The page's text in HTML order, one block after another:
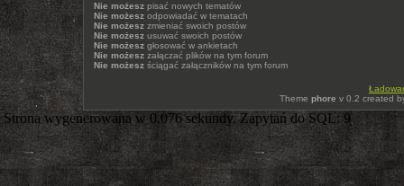
Nie możesz pisać nowych tematów
Nie możesz odpowiadać w tematach
Nie możesz zmieniać swoich postów
Nie możesz usuwać swoich postów
Nie możesz głosować w ankietach
Nie możesz załączać plików na tym forum
Nie możesz ściągać załączników na tym forum
Theme phore v 0.2 created
Strona wygenerowana w 0.076 sekundy. Zapytań do SQL: 9